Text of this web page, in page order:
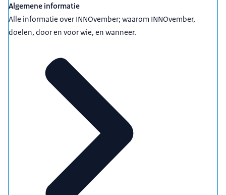
Algemene informatie
Alle informatie over INNOvember; waarom INNOvember,
doelen, door en voor wie, en wanneer.